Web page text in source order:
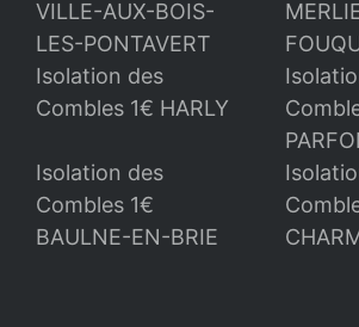
VILLE-AUX-BOIS-
LES-PONTAVERT
Isolation des
Combles 1€ HARLY
Isolation des
Combles 1€
BAULNE-EN-BRIE